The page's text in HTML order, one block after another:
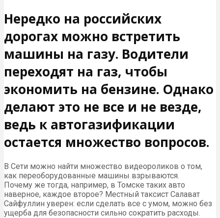
Нередко на российских
дорогах можно встретить
машины на газу. Водители
переходят на газ, чтобы
экономить на бензине. Однако
делают это не все и не везде,
ведь к автогазификации
остается множество вопросов.
В Сети можно найти множество видеороликов о том,
как переоборудованные машины взрываются.
Почему же тогда, например, в Томске таких авто
наверное, каждое второе? Местный таксист Салават
Сайфуллин уверен: если сделать все с умом, можно без
ущерба для безопасности сильно сократить расходы.